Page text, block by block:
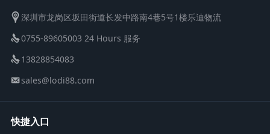
深圳市龙岗区坂田街道长发中路南4巷5号1楼乐迪物流
0755-89605003 24 Hours 服务
13828854083
sales@lodi88.com
快捷入口